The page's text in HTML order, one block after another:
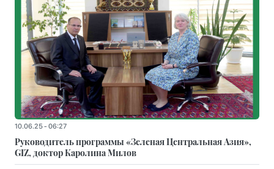
10.06.25 - 06:27
Руководитель программы «Зеленая Центральная Азия»,
GIZ, доктор Каролина Милов